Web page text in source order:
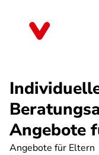
Angebote
Angebote für Eltern